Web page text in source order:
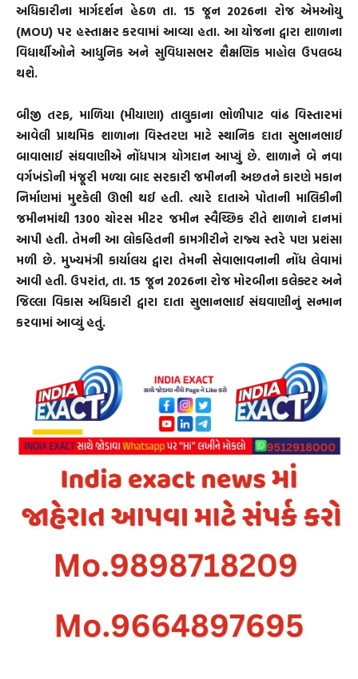
અધિકારીના માર્ગદર્શન હેઠળ તા. 15 જૂન 2026ના રોજ એમઓયુ
(MOU) પર હસ્તાક્ષર કરવામાં આવ્યા હતા. આ યોજના દ્વારા શાળાના
વિદ્યાર્થીઓને આધુનિક અને સુવિધાસભર શૈક્ષણિક માહોલ ઉપલબ્ધ
થશે.
બીજી તરફ, માળિયા (મીયાણા) તાલુકાના ભોળીપાટ વાંઢ વિસ્તારમાં
આવેલી પ્રાથમિક શાળાના વિસ્તરણ માટે સ્થાનિક દાતા સુભાનભાઈ
બાવાભાઈ સંઘવાણીએ નોંધપાત્ર યોગદાન આપ્યું છે. શાળાને બે નવા
વર્ગખંડોની મંજૂરી મળ્યા બાદ સરકારી જમીનની અછતને કારણે મકાન
નિર્માણમાં મુશ્કેલી ઊભી થઈ હતી. ત્યારે દાતાએ પોતાની માલિકીની
જમીનમાંથી 1300 ચોરસ મીટર જમીન સ્વૈચ્છિક રીતે શાળાને દાનમાં
આપી હતી. તેમની આ લોકહિતની કામગીરીને રાજ્ય સ્તરે પણ પ્રશંસા
મળી છે. મુખ્યમંત્રી કાર્યાલય દ્વારા તેમની સેવાભાવનાની નોંધ લેવામાં
આવી હતી. ઉપરાંત, તા. 15 જૂન 2026ના રોજ મોરબીના કલેક્ટર અને
જિલ્લા વિકાસ અધિકારી દ્વારા દાતા સુભાનભાઈ સંઘવાણીનું સન્માન
કરવામાં આવ્યું હતું.